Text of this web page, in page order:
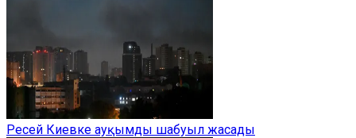
Ресей Киевке ауқымды шабуыл жасады